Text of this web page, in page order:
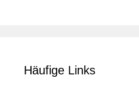
Häufige Links